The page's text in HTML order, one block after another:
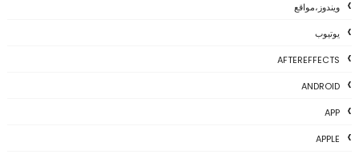
ويندوز،مواقع
يوتيوب
AFTEREFFECTS
ANDROID
APP
APPLE